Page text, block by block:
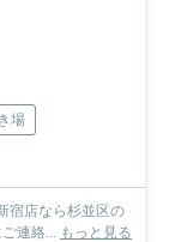
場
宿店なら杉並区の
連絡...
もっと見る